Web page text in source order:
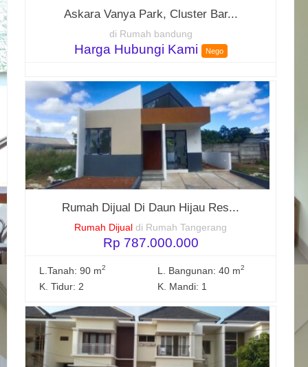
Askara Vanya Park, Cluster Bar...
di Rumah bandung
Harga Hubungi Kami Nego
Rumah Dijual Di Daun Hijau Res...
Rumah Dijual di Rumah Tangerang
Rp 787.000.000
L.Tanah: 90 m2 L. Bangunan: 40 m2
K. Tidur: 2 K. Mandi: 1